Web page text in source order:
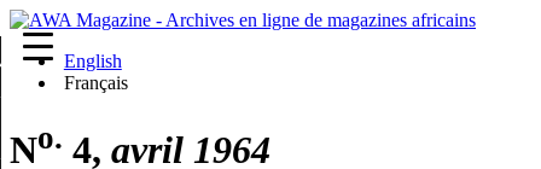
English
Français
No. 4, avril 1964